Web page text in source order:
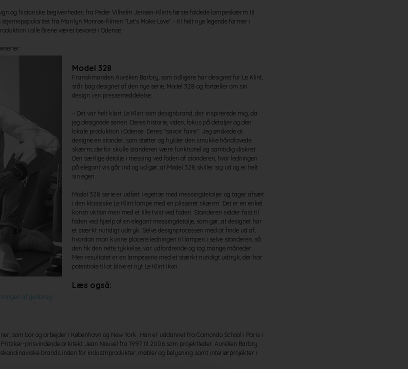
og historiske begivenheder, fra Peder Vilhelm Jensen-Klints første foldede lampeskærm til
fra Marilyn Monroe-filmen "Let's Make Love" - til helt nye legende former i
i alle årene været bevaret i Odense.
Model 328
Franskmanden Aurélien Barbry, som tidligere har designet for Le Klint,
står bag designet af den nye serie, Model 328 og fortæller om sin
design i en pressemeddelelse:
– Det var helt klart Le Klint som designbrand, der inspirerede mig, da
jeg designede serien. Deres historie, viden, fokus på detaljer og den
lokale produktion i Odense. Deres "savoir faire". Jeg ønskede at
designe en stander, som støtter og hylder den smukke håndlavede
skærm, derfor skulle standeren være funktionel og samtidig diskret.
Den særlige detalje i messing ved foden af standeren, hvor ledningen
på elegant vis går ind og ud gør, at Model 328 skiller sig ud og er helt
sin egen.
Model 328 serie er udført i egetræ med messingdetaljer og tager afsæt
i den klassiske Le Klint lampe med en plisseret skærm. Det er en enkel
konstruktion men med et lille tvist ved foden. Standeren sidder fast til
foden ved hjælp af en elegant messingdetalje, som gør, at designet har
et stærkt nutidigt udtryk. Selve designprocessen med at finde ud af,
hvordan man kunne placere ledningen til lampen i selve standeren, så
den fik den rette tykkelse, var udfordrende og tog mange måneder.
Men resultatet er en lampeserie med et stærkt nutidigt udtryk, der har
potentiale til at blive et nyt Le Klint ikon.
Læs også:
af genbrug
som bor og arbejder i København og New York. Han er uddannet fra Camondo School i Paris i
prisvindende arkitekt Jean Nouvel fra 1997 til 2006 som projektleder. Aurélien Barbry
brands inden for industriprodukter, møbler og belysning samt interiørprojekter i